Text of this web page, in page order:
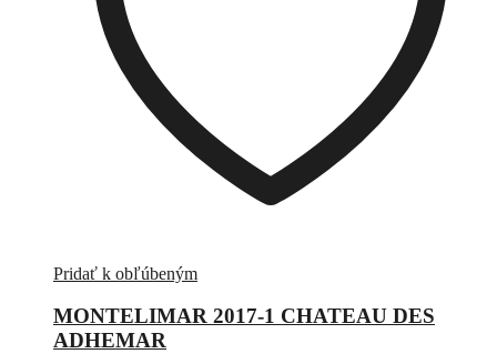
Pridať k obľúbeným
MONTELIMAR 2017-1 CHATEAU DES
ADHEMAR